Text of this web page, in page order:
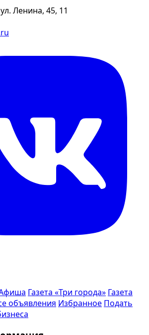
Ленина, 45, 11
Газета «Три города» Газета
объявления Избранное Подать